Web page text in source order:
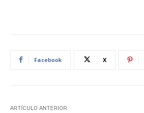
Facebook X
ARTÍCULO ANTERIOR